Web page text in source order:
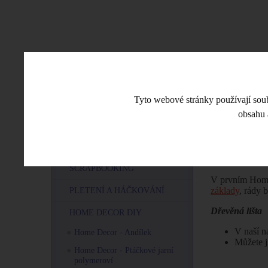
Tyto webové stránky používají
obsahu
SCRAPBOOKING
PLETENÍ A HÁČKOVÁNÍ
HOME DECOR DIY
Home Decor - Andílek
Home Decor - Ptáčkové jarní
polymeroví
Úvodní
Home
V prvním
základy, rády
Dřevěná lišta
V naší
Můžete